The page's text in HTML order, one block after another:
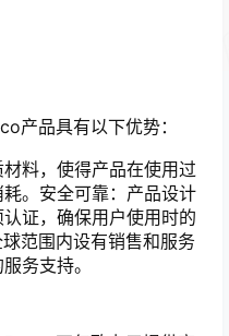
产品具有以下优势：
料，使得产品在使用过
。安全可靠：产品设计
证，确保用户使用时的
范围内设有销售和服务
务支持。